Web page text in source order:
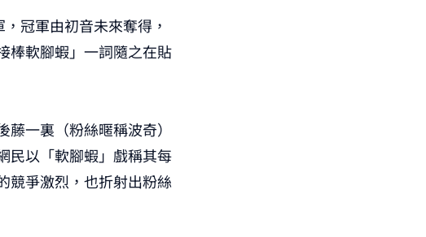
冠軍由初音未來奪得，
棒軟腳蝦」一詞隨之在貼
一裏（粉絲暱稱波奇）
民以「軟腳蝦」戲稱其每
競爭激烈，也折射出粉絲